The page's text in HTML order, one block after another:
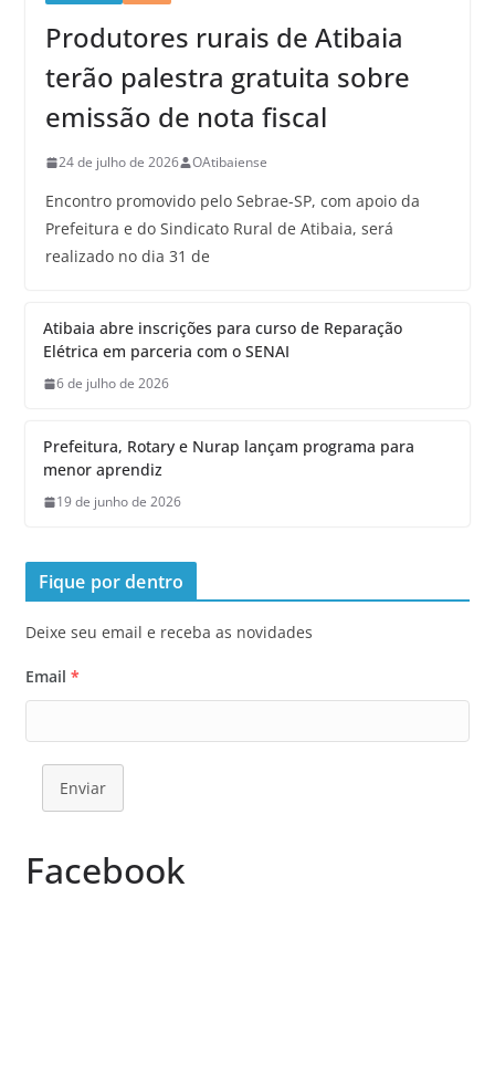
Produtores rurais de Atibaia
terão palestra gratuita sobre
emissão de nota fiscal
24 de julho de 2026 OAtibaiense
Encontro promovido pelo Sebrae-SP, com apoio da
Prefeitura e do Sindicato Rural de Atibaia, será
realizado no dia 31 de
Atibaia abre inscrições para curso de Reparação
Elétrica em parceria com o SENAI
6 de julho de 2026
Prefeitura, Rotary e Nurap lançam programa para
menor aprendiz
19 de junho de 2026
Fique por dentro
Deixe seu email e receba as novidades
Email *
Enviar
Facebook